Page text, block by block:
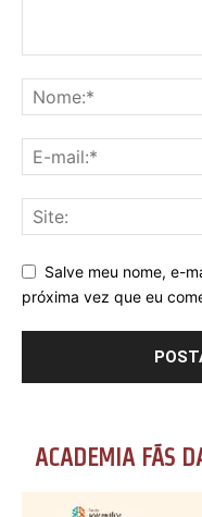
Salve meu nome, e-
próxima vez que eu
ACADEMIA FÃS